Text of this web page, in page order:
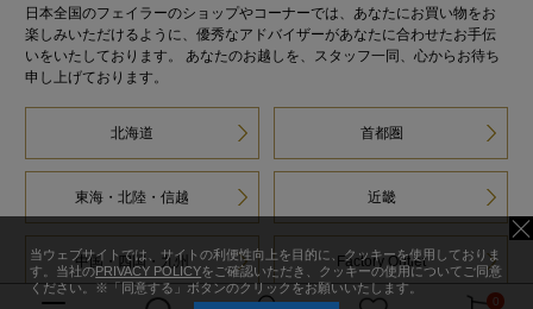
日本全国のフェイラーのショップやコーナーでは、あなたにお買い物をお
楽しみいただけるように、優秀なアドバイザーがあなたに合わせたお手伝
いをいたしております。 あなたのお越しを、スタッフ一同、心からお待ち
申し上げております。
北海道 首都圏
東海・北陸・信越 近畿
中国・四国・九州 Factory Outlet
0
当ウェブサイトでは、サイトの利便性向上を目的に、クッキーを使用しておりま
す。当社のPRIVACY POLICYをご確認いただき、クッキーの使用についてご同意
ください。※「同意する」ボタンのクリックをお願いいたします。